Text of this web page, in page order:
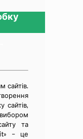
сайтів.
сайтів,
та
– це